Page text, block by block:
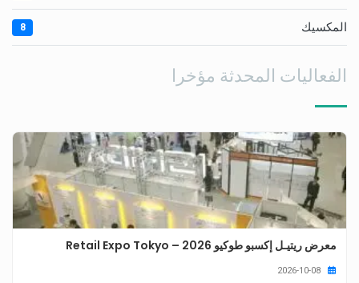
المكسيك 8
الفعاليات المحدثة مؤخرا
معرض ريتيـل إكسبو طوكيو 2026 – Retail Expo Tokyo